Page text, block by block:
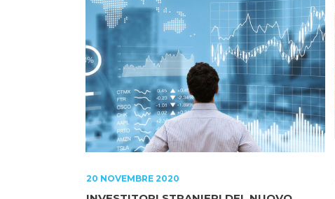
20 NOVEMBRE 2020